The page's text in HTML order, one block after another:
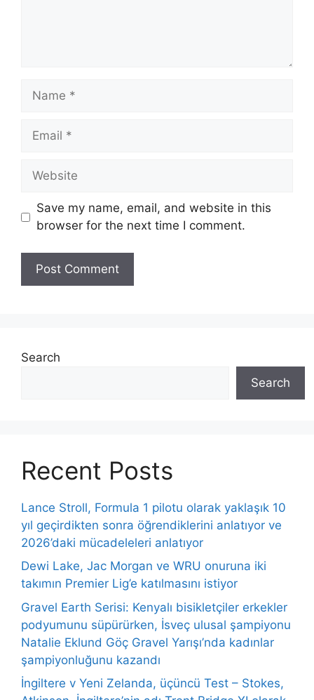
Name
Email
Website
Save my name, email, and website in this
browser for the next time I comment.
Search
Search
Recent Posts
Lance Stroll, Formula 1 pilotu olarak yaklaşık 10
yıl geçirdikten sonra öğrendiklerini anlatıyor ve
2026’daki mücadeleleri anlatıyor
Dewi Lake, Jac Morgan ve WRU onuruna iki
takımın Premier Lig’e katılmasını istiyor
Gravel Earth Serisi: Kenyalı bisikletçiler erkekler
podyumunu süpürürken, İsveç ulusal şampiyonu
Natalie Eklund Göç Gravel Yarışı’nda kadınlar
şampiyonluğunu kazandı
İngiltere v Yeni Zelanda, üçüncü Test – Stokes,